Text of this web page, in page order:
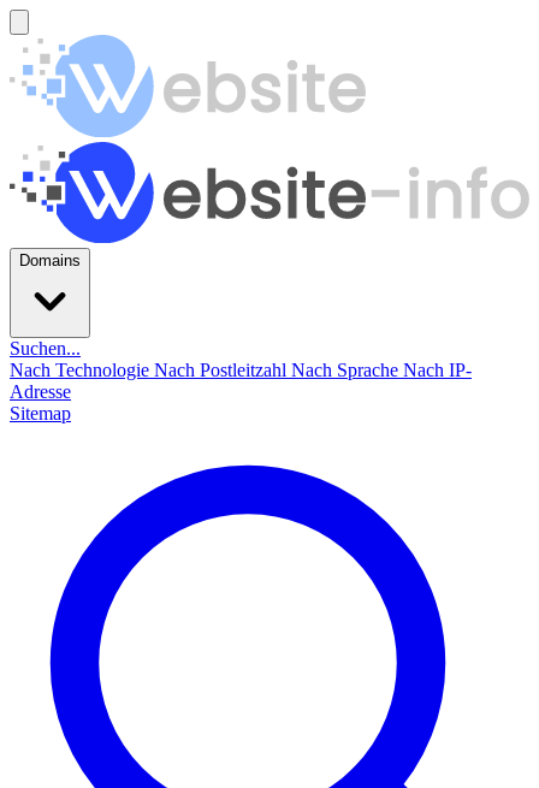
Domains
Suchen...
Nach Technologie Nach Postleitzahl Nach Sprache Nach IP-
Adresse
Sitemap